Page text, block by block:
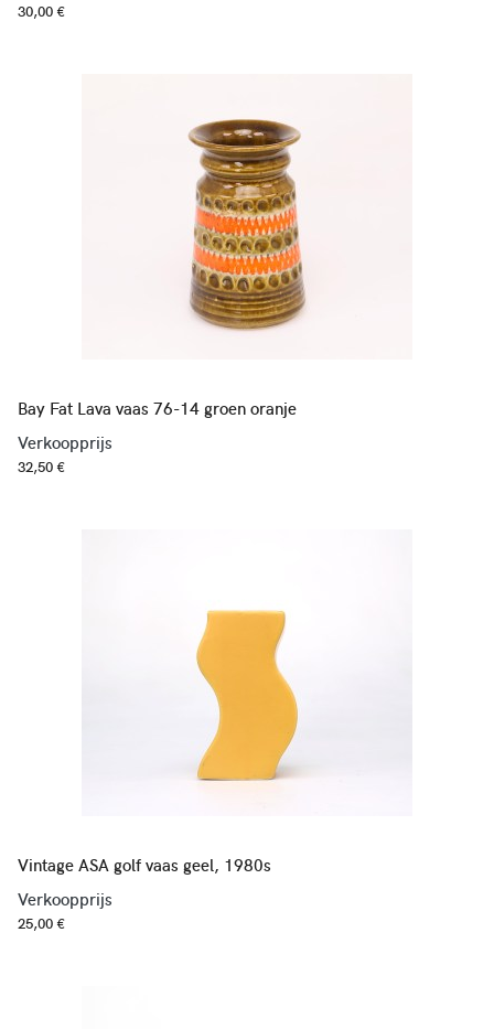
30,00 €
Bay Fat Lava vaas 76-14 groen oranje
Verkoopprijs
32,50 €
Vintage ASA golf vaas geel, 1980s
Verkoopprijs
25,00 €